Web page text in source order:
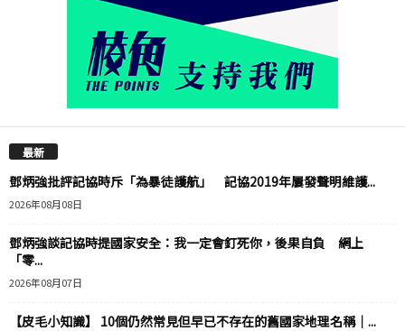
最新
鄧炳強批評記協時斥「為暴徒護航」 記協2019年屢發聲明維護...
2026年08月08日
鄧炳強談記協時提國家安全：我一定會釘死你，後果自負 網上
「零...
2026年08月07日
【皮毛小知識】 10個仍然常見但早已不存在的舊國家地理名稱｜...